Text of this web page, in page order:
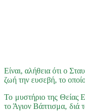
Είναι, αλήθεια ότι ο
ζωή την ευσεβή, το
Το μυστήριο της Θείας
το Άγιον Βάπτισμα, διά